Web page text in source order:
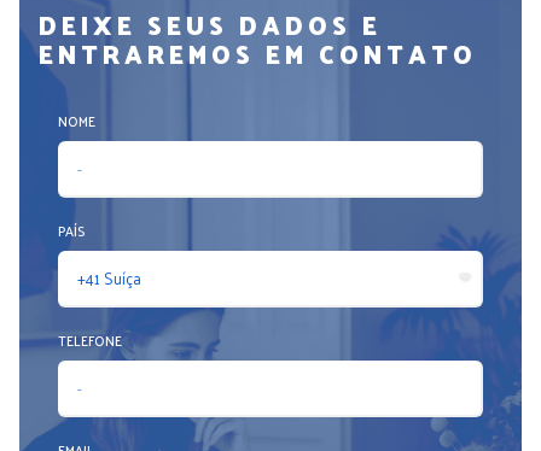
DEIXE SEUS DADOS E
ENTRAREMOS EM CONTATO
NOME
PAÍS
TELEFONE